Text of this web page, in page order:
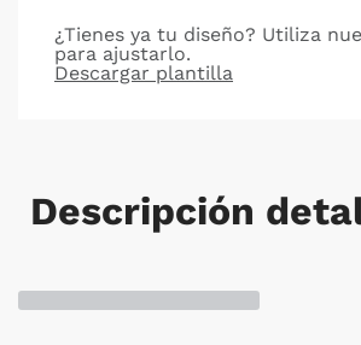
¿Tienes ya tu diseño? Utiliza
para ajustarlo.
Descargar plantilla
Descripción